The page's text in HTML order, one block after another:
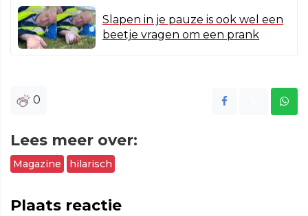
Slapen in je pauze is ook wel een
beetje vragen om een prank
0
Lees meer over:
Magazine hilarisch
Plaats reactie